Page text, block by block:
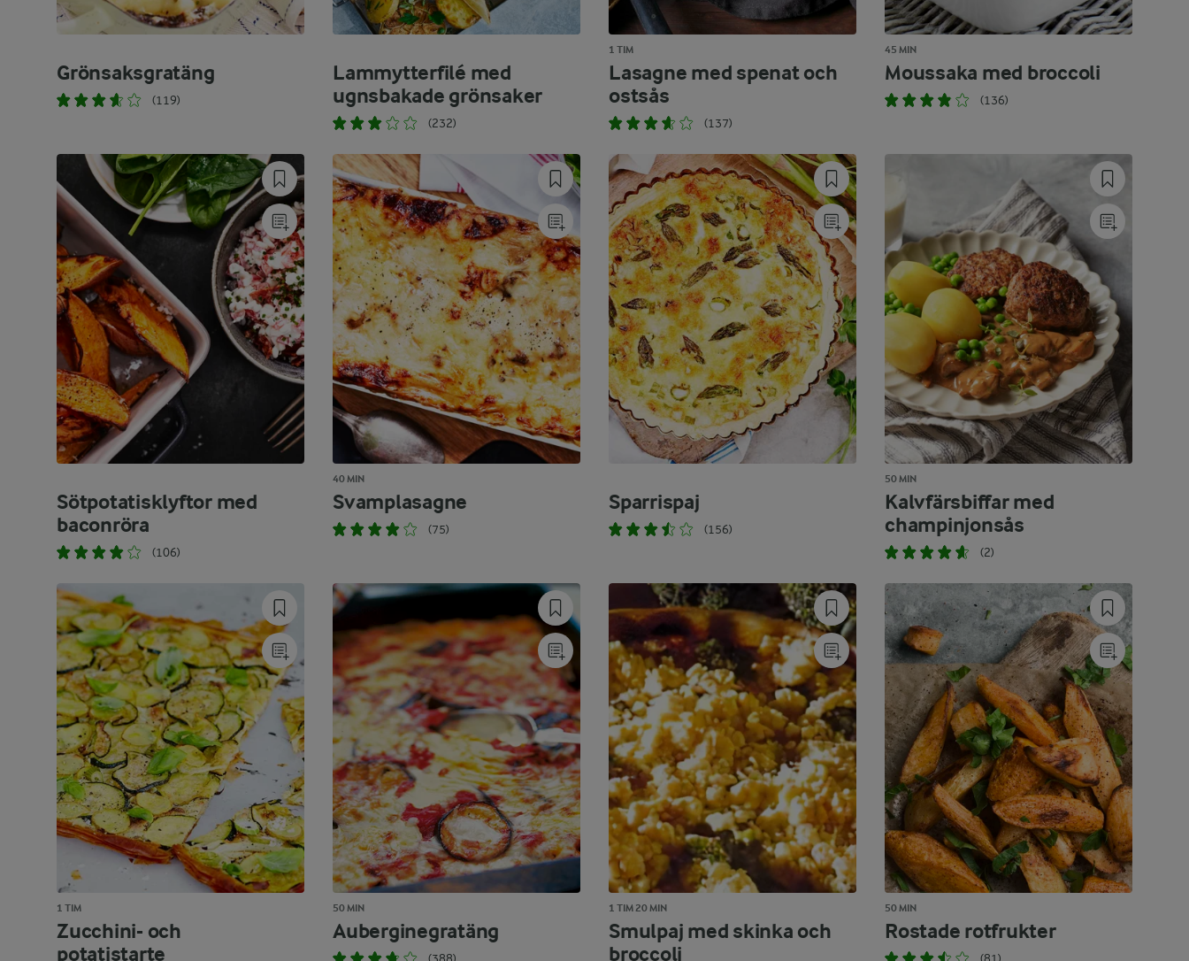
Grönsaksgratäng
(119)
Lammytterfilé med
ugnsbakade grönsaker
(232)
1 TIM
Lasagne med spenat och
ostsås
(137)
45 MIN
Moussaka med broccoli
(136)
Sötpotatisklyftor med
baconröra
(106)
40 MIN
Svamplasagne
(75)
Sparrispaj
(156)
50 MIN
Kalvfärsbiffar med
champinjonsås
(2)
1 TIM
Zucchini- och
potatistarte
50 MIN
Auberginegratäng
1 TIM 20 MIN
Smulpaj med skinka och
broccoli
50 MIN
Rostade rotfrukter